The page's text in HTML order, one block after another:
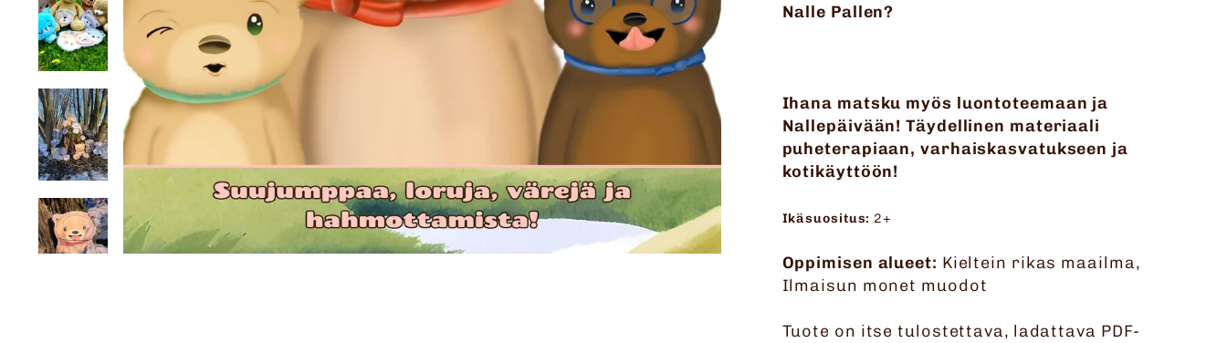
Nalle Pallen?
Ihana matsku myös luontoteemaan ja
Nallepäivään! Täydellinen materiaali
puheterapiaan, varhaiskasvatukseen ja
kotikäyttöön!
Ikäsuositus: 2+
Oppimisen alueet: Kieltein rikas maailma,
Ilmaisun monet muodot
Tuote on itse tulostettava, ladattava PDF-